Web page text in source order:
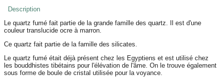
Description
Le quartz fumé fait partie de la grande famille des quartz. Il est d'une
couleur translucide ocre à marron.
Ce quartz fait partie de la famille des silicates.
Le quartz fumé était déjà présent chez les Egyptiens et est utilisé chez
les bouddhistes tibétains pour l'élévation de l'âme. On le trouve également
sous forme de boule de cristal utilisée pour la voyance.